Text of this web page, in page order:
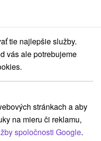
tie najlepšie služby.
vás ale potrebujeme
stránkach a aby
na mieru či reklamu,
spoločnosti Google.